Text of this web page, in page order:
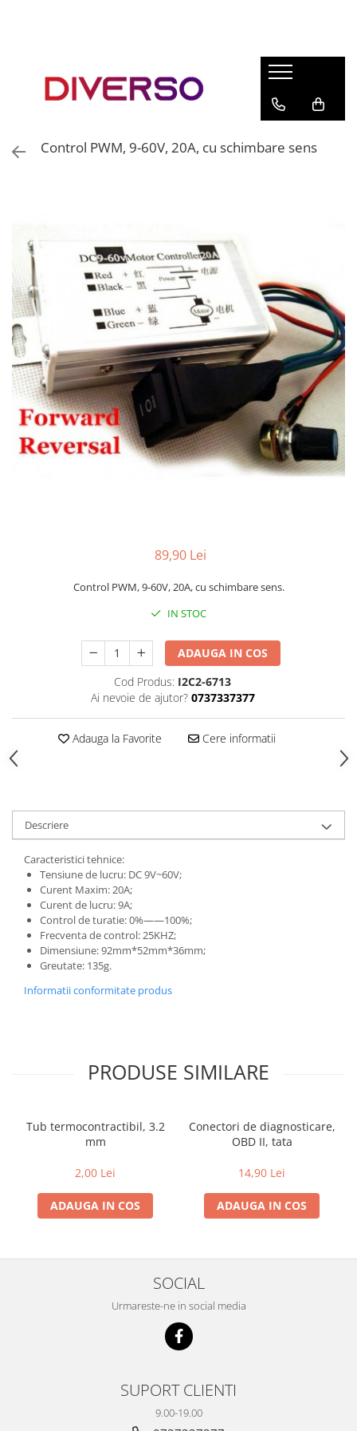
ASA
PMMA
MULTIMATERIAL
Control PWM, 9-60V, 20A, cu schimbare sens
89,90 Lei
Control PWM, 9-60V, 20A, cu schimbare sens.
IN STOC
ADAUGA IN COS
Cod Produs: I2C2-6713
Ai nevoie de ajutor? 0737337377
Adauga la Favorite Cere informatii
Descriere
Caracteristici tehnice:
Tensiune de lucru: DC 9V~60V;
Curent Maxim: 20A;
Curent de lucru: 9A;
Control de turatie: 0%——100%;
Frecventa de control: 25KHZ;
Dimensiune: 92mm*52mm*36mm;
Greutate: 135g.
Informatii conformitate produs
PRODUSE SIMILARE
Tub termocontractibil, 3.2
mm
2,00 Lei
ADAUGA IN COS
Conectori de diagnosticare,
OBD II, tata
14,90 Lei
ADAUGA IN COS
SOCIAL
Urmareste-ne in social media
SUPORT CLIENTI
9.00-19.00